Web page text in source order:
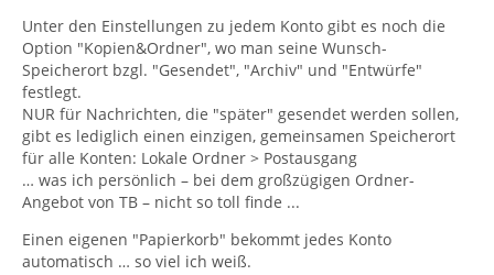
Unter den Einstellungen zu jedem Konto gibt es noch die
Option "Kopien&Ordner", wo man seine Wunsch-
Speicherort bzgl. "Gesendet", "Archiv" und "Entwürfe"
festlegt.
NUR für Nachrichten, die "später" gesendet werden sollen,
gibt es lediglich einen einzigen, gemeinsamen Speicherort
für alle Konten: Lokale Ordner > Postausgang
… was ich persönlich – bei dem großzügigen Ordner-
Angebot von TB – nicht so toll finde ...
Einen eigenen "Papierkorb" bekommt jedes Konto
automatisch … so viel ich weiß.